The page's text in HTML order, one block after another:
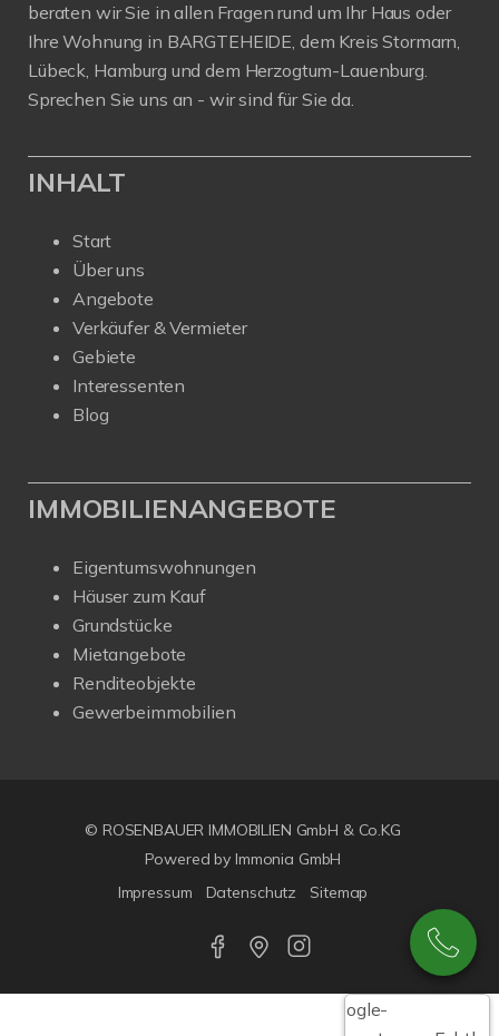
beraten wir Sie in allen Fragen rund um Ihr Haus oder
Ihre Wohnung in BARGTEHEIDE, dem Kreis Stormarn,
Lübeck, Hamburg und dem Herzogtum-Lauenburg.
Sprechen Sie uns an - wir sind für Sie da.
INHALT
Start
Über uns
Angebote
Verkäufer & Vermieter
Gebiete
Interessenten
Blog
IMMOBILIENANGEBOTE
Eigentumswohnungen
Häuser zum Kauf
Grundstücke
Mietangebote
Renditeobjekte
Gewerbeimmobilien
© ROSENBAUER IMMOBILIEN GmbH & Co.KG
Powered by Immonia GmbH
Impressum
Datenschutz Sitemap
Google-